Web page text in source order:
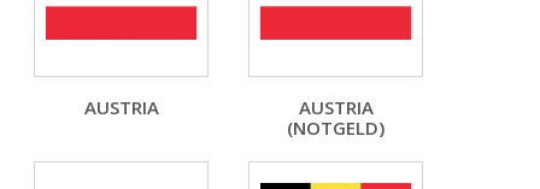
AUSTRIA
AUSTRIA
(NOTGELD)